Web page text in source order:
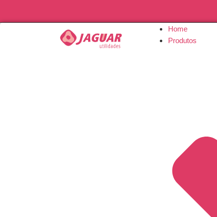
Home
Produtos